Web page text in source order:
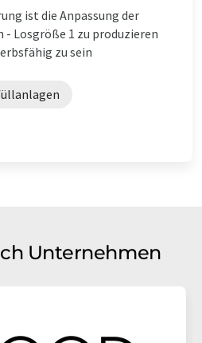
ist die Anpassung der
Losgröße 1 zu produzieren
zu sein
Unternehmen